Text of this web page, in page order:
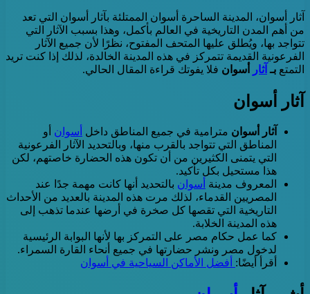
آثار أسوان، المدينة الساحرة أسوان الممتلئة بآثار أسوان التي تعد
من أهم المدن التاريخية في العالم بأكمل، وهذا بسبب الآثار التي
تتواجد بها، ويُطلق عليها المتحف المفتوح، نظرًا لأن جميع الآثار
الفرعونية القديمة تتمركز في هذه المدينة الخالدة، لذلك إذا كنت تريد
التمتع بـ آثار أسوان فلا يفوتك قراءة المقال الحالي.
آثار أسوان
آثار أسوان مترامية في جميع المناطق داخل أسوان أو
المناطق التي تتواجد بالقرب منها، وبالتحديد الآثار الفرعونية
التي يتمنى الكثيرين من أن تكون هذه الحضارة خاصتهم، لكن
هذا مستحيل بكل تأكيد.
المعروف مدينة أسوان بالتحديد أنها كانت مهمة جدًا عند
المصريين القدماء، لذلك مرت هذه المدينة بالعديد من الأحداث
التاريخية التي تقصها كل صخرة في أرضها عندما تذهب إلى
هذه المدينة الخلابة.
كما عمل حكام مصر على التمركز بها لأنها البوابة الرئيسية
لدخول مصر ونشر حضارتها في جميع أنحاء القارة السمراء.
أقرأ أيضًا: أفضل الأماكن السياحية في أسوان